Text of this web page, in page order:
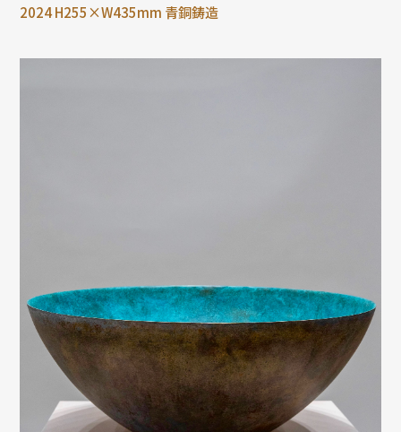
2024 H255×W435mm 青銅鋳造